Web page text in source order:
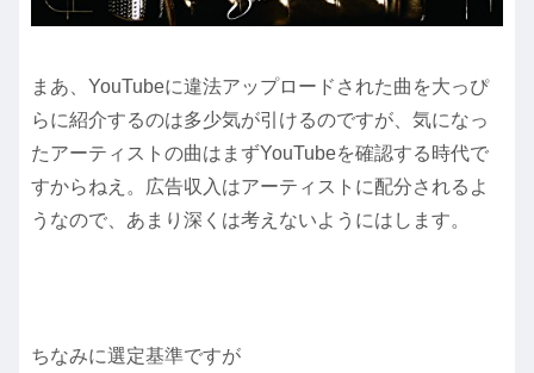
まあ、YouTubeに違法アップロードされた曲を大っぴ
らに紹介するのは多少気が引けるのですが、気になっ
たアーティストの曲はまずYouTubeを確認する時代で
すからねえ。広告収入はアーティストに配分されるよ
うなので、あまり深くは考えないようにはします。
ちなみに選定基準ですが